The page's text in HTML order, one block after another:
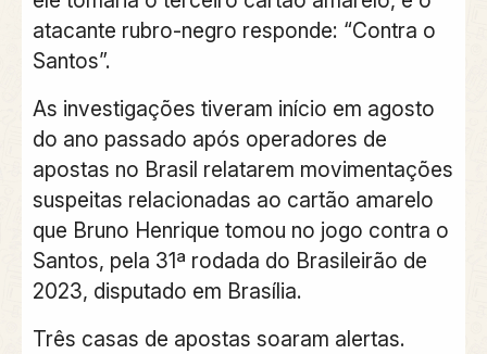
atacante rubro-negro responde: “Contra o
Santos”.
As investigações tiveram início em agosto
do ano passado após operadores de
apostas no Brasil relatarem movimentações
suspeitas relacionadas ao cartão amarelo
que Bruno Henrique tomou no jogo contra o
Santos, pela 31ª rodada do Brasileirão de
2023, disputado em Brasília.
Três casas de apostas soaram alertas.